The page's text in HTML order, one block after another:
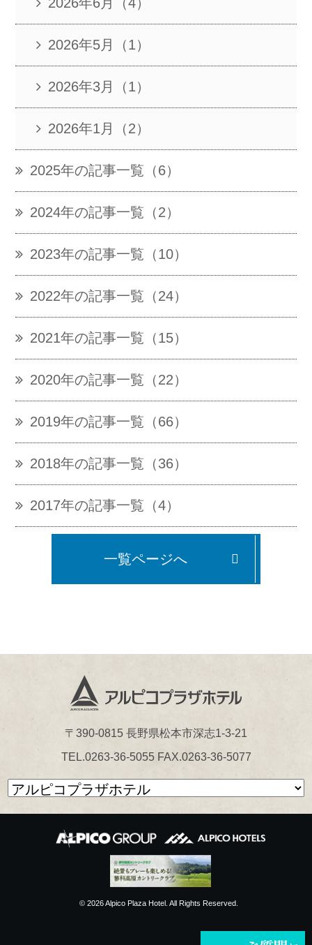
2026年5月（1）
2026年3月（1）
2026年1月（2）
2025年の記事一覧（6）
2024年の記事一覧（2）
2023年の記事一覧（10）
2022年の記事一覧（24）
2021年の記事一覧（15）
2020年の記事一覧（22）
2019年の記事一覧（66）
2018年の記事一覧（36）
2017年の記事一覧（4）
一覧ページへ
〒390-0815 長野県松本市深志1-3-21
TEL.0263-36-5055 FAX.0263-36-5077
© 2026 Alpico Plaza Hotel. All Rights Reserved.